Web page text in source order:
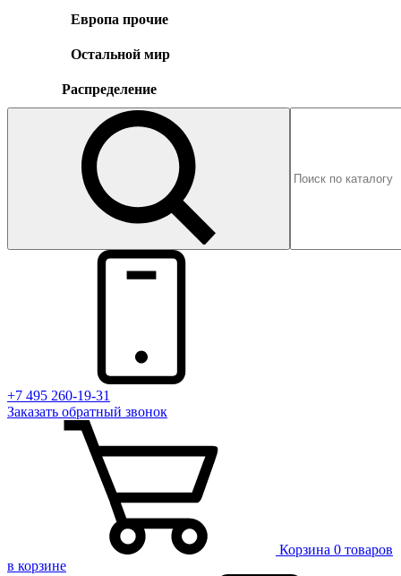
Европа прочие
Остальной мир
Распределение
+7 495 260-19-31
Заказать обратный звонок
Корзина 0 товаров
в корзине